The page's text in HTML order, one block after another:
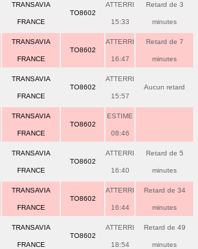
TRANSAVIA
FRANCE
TO8602
ATTERRI
15:33
Retard de 3
minutes
TRANSAVIA
FRANCE
TO8602
ATTERRI
16:47
Retard de 7
minutes
TRANSAVIA
FRANCE
TO8602
ATTERRI
15:57
Aucun retard
TRANSAVIA
FRANCE
TO8602
ESTIME
08:46
TRANSAVIA
FRANCE
TO8602
ATTERRI
16:40
Retard de 5
minutes
TRANSAVIA
FRANCE
TO8602
ATTERRI
16:44
Retard de 34
minutes
TRANSAVIA
FRANCE
TO8602
ATTERRI
18:54
Retard de 49
minutes